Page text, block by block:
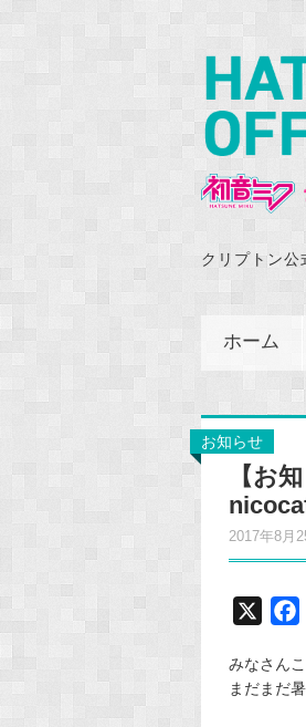
クリプトン公
ホーム
お知らせ
【お
2017年8月
みなさん
まだまだ